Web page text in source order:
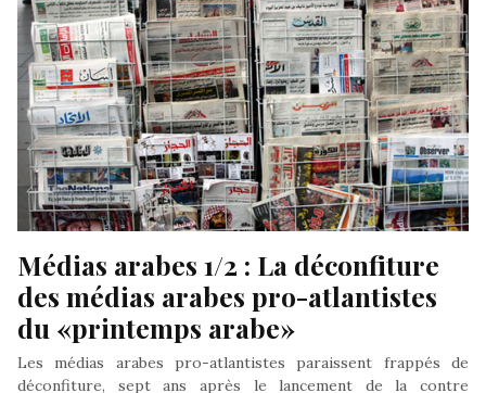
Médias arabes 1/2 : La déconfiture
des médias arabes pro-atlantistes
du «printemps arabe»
Les médias arabes pro-atlantistes paraissent frappés de
déconfiture, sept ans après le lancement de la contre